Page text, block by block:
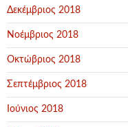
Δεκέμβριος 2018
Νοέμβριος 2018
Οκτώβριος 2018
Σεπτέμβριος 2018
Ιούνιος 2018